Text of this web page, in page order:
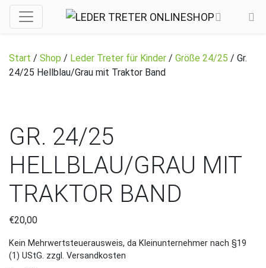
Start / Shop / Leder Treter für Kinder / Größe 24/25 / Gr.
24/25 Hellblau/Grau mit Traktor Band
GR. 24/25
HELLBLAU/GRAU MIT
TRAKTOR BAND
€20,00
Kein Mehrwertsteuerausweis, da Kleinunternehmer nach §19
(1) UStG. zzgl. Versandkosten